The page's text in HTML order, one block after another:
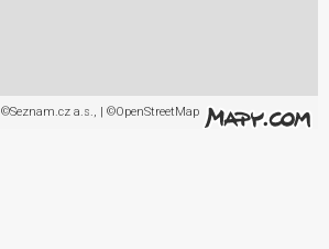
©Seznam.cz a.s., | ©OpenStreetMap